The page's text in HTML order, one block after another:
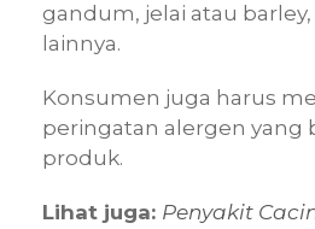
gandum, jelai atau barley,
lainnya.
Konsumen juga harus
peringatan alergen yang
produk.
Lihat juga: Penyakit